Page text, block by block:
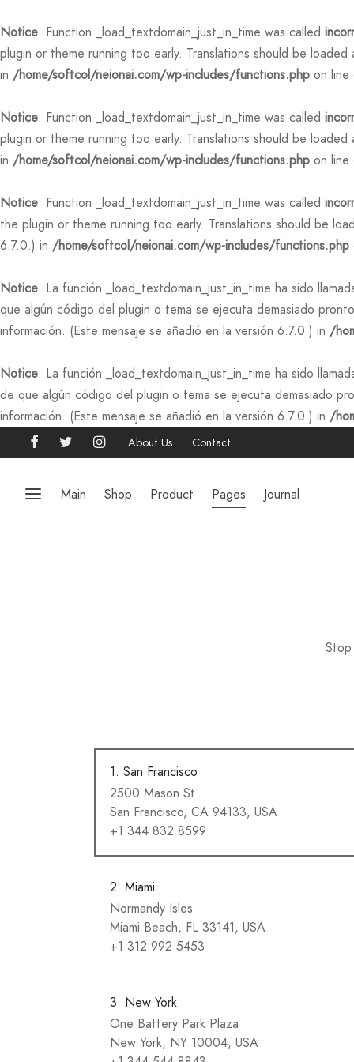
Notice: Function _load_textdomain_just_in_time was called
plugin or theme running too early. Translations should be loaded
in /home/softcol/neionai.com/wp-includes/functions.php on line
Notice: Function _load_textdomain_just_in_time was called
plugin or theme running too early. Translations should be loaded
in /home/softcol/neionai.com/wp-includes/functions.php on line
Notice: Function _load_textdomain_just_in_time was called
the plugin or theme running too early. Translations should be
6.7.0.) in /home/softcol/neionai.com/wp-includes/functions.php
Notice: La función _load_textdomain_just_in_time ha sido
que algún código del plugin o tema se ejecuta demasiado
información. (Este mensaje se añadió en la versión 6.7.0.) in /
Notice: La función _load_textdomain_just_in_time ha sido
de que algún código del plugin o tema se ejecuta demasiado
información. (Este mensaje se añadió en la versión 6.7.0.) in /
About Us Contact
Main Shop Product Pages Journal
1. San Francisco
2500 Mason St
San Francisco, CA 94133, USA
+1 344 832 8599
2. Miami
Normandy Isles
Miami Beach, FL 33141, USA
+1 312 992 5453
3. New York
One Battery Park Plaza
New York, NY 10004, USA